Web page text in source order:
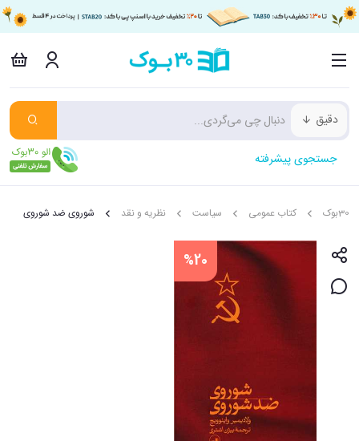
دقیق
جستجوی پیشرفته
30بوک کتاب عمومی سیاست نظریه و نقد شوروی ضد شوروی
%20